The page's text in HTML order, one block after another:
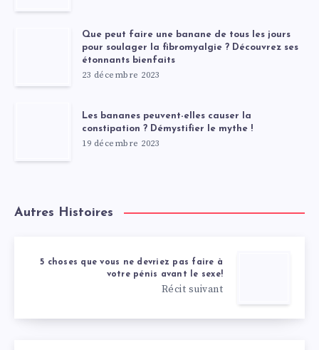
Que peut faire une banane de tous les jours
pour soulager la fibromyalgie ? Découvrez ses
étonnants bienfaits
23 décembre 2023
Les bananes peuvent-elles causer la
constipation ? Démystifier le mythe !
19 décembre 2023
Autres Histoires
5 choses que vous ne devriez pas faire à
votre pénis avant le sexe!
Récit suivant